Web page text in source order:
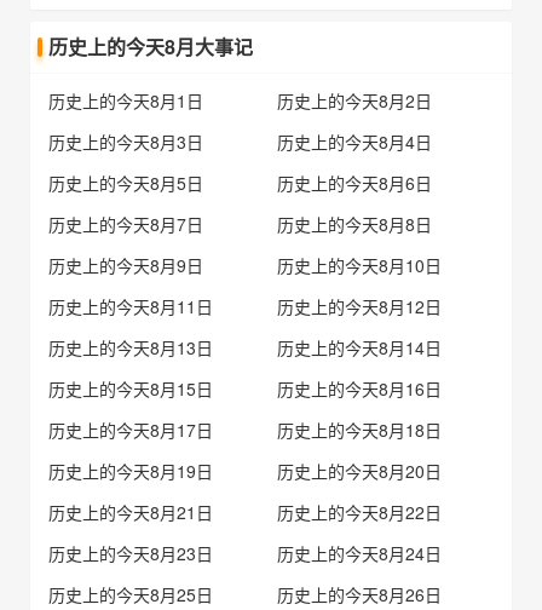
历史上的今天8月大事记
历史上的今天8月1日
历史上的今天8月2日
历史上的今天8月3日
历史上的今天8月4日
历史上的今天8月5日
历史上的今天8月6日
历史上的今天8月7日
历史上的今天8月8日
历史上的今天8月9日
历史上的今天8月10日
历史上的今天8月11日
历史上的今天8月12日
历史上的今天8月13日
历史上的今天8月14日
历史上的今天8月15日
历史上的今天8月16日
历史上的今天8月17日
历史上的今天8月18日
历史上的今天8月19日
历史上的今天8月20日
历史上的今天8月21日
历史上的今天8月22日
历史上的今天8月23日
历史上的今天8月24日
历史上的今天8月25日
历史上的今天8月26日